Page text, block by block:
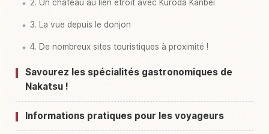
2. Un château au lien étroit avec Kuroda Kanbei
3. La vue depuis le donjon
4. De nombreux sites touristiques à proximité !
Savourez les spécialités gastronomiques de
Nakatsu !
Informations pratiques pour les voyageurs